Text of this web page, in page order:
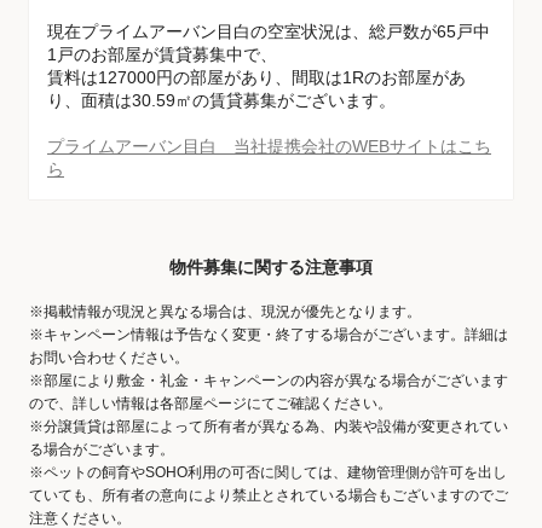
現在プライムアーバン目白の空室状況は、総戸数が65戸中
1戸のお部屋が賃貸募集中で、
賃料は127000円の部屋があり、間取は1Rのお部屋があ
り、面積は30.59㎡の賃貸募集がございます。
プライムアーバン目白 当社提携会社のWEBサイトはこち
ら
物件募集に関する注意事項
※掲載情報が現況と異なる場合は、現況が優先となります。
※キャンペーン情報は予告なく変更・終了する場合がございます。詳細は
お問い合わせください。
※部屋により敷金・礼金・キャンペーンの内容が異なる場合がございます
ので、詳しい情報は各部屋ページにてご確認ください。
※分譲賃貸は部屋によって所有者が異なる為、内装や設備が変更されてい
る場合がございます。
※ペットの飼育やSOHO利用の可否に関しては、建物管理側が許可を出し
ていても、所有者の意向により禁止とされている場合もございますのでご
注意ください。